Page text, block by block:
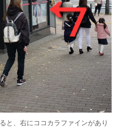
と、右にココカラファインがあり